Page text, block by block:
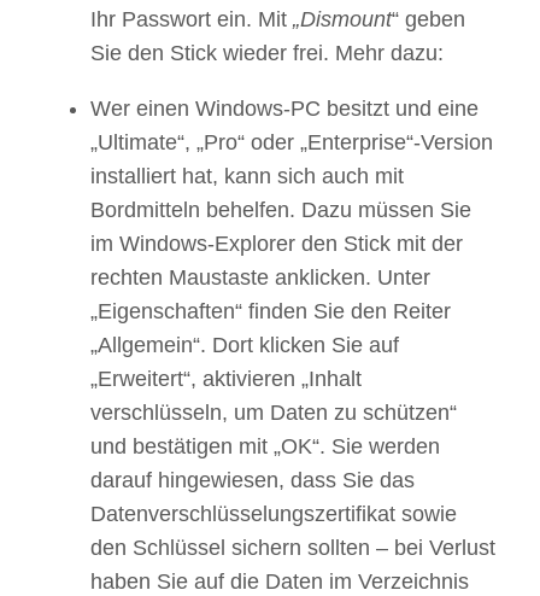
Ihr Passwort ein. Mit „Dismount“ geben
Sie den Stick wieder frei. Mehr dazu:
Wer einen Windows-PC besitzt und eine
„Ultimate“, „Pro“ oder „Enterprise“-Version
installiert hat, kann sich auch mit
Bordmitteln behelfen. Dazu müssen Sie
im Windows-Explorer den Stick mit der
rechten Maustaste anklicken. Unter
„Eigenschaften“ finden Sie den Reiter
„Allgemein“. Dort klicken Sie auf
„Erweitert“, aktivieren „Inhalt
verschlüsseln, um Daten zu schützen“
und bestätigen mit „OK“. Sie werden
darauf hingewiesen, dass Sie das
Datenverschlüsselungszertifikat sowie
den Schlüssel sichern sollten – bei Verlust
haben Sie auf die Daten im Verzeichnis